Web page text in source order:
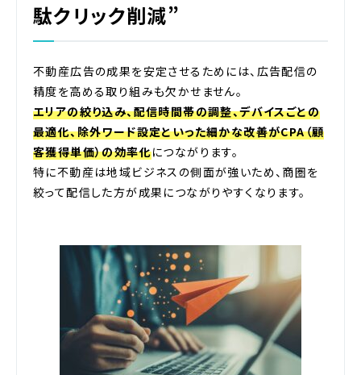
駄クリック削減”
不動産広告の成果を安定させるためには、広告配信の
精度を高める取り組みも欠かせません。
エリアの絞り込み、配信時間帯の調整、デバイスごとの
最適化、除外ワード設定といった細かな改善がCPA（顧
客獲得単価）の効率化につながります。
特に不動産は地域ビジネスの側面が強いため、商圏を
絞って配信した方が成果につながりやすくなります。